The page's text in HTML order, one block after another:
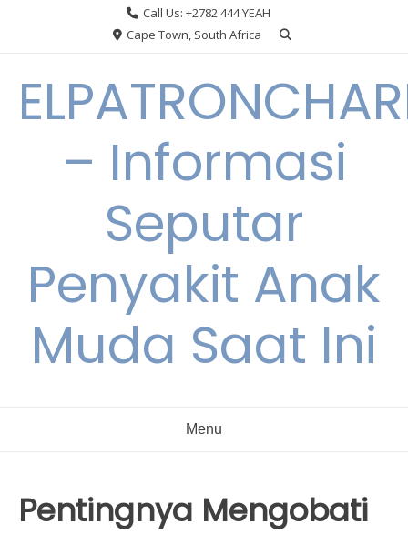
Call Us: +2782 444 YEAH
Cape Town, South Africa
– Informasi
Seputar
Penyakit Anak
Muda Saat Ini
Menu
Pentingnya Mengobati